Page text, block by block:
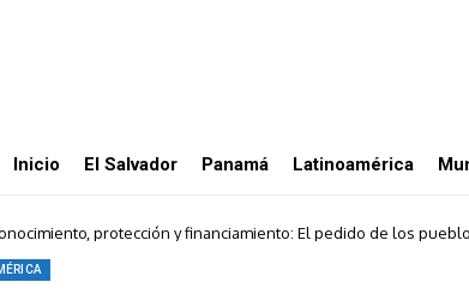
Inicio El Salvador Panamá Latinoamérica
protección y financiamiento: El pedido de los